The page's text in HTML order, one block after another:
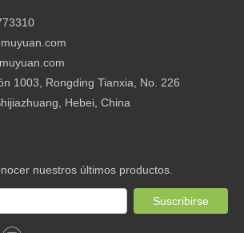
1003, Rongding Tianxia, ​​No. 226
Hebei, China
nuestros últimos productos.
Suscribirse